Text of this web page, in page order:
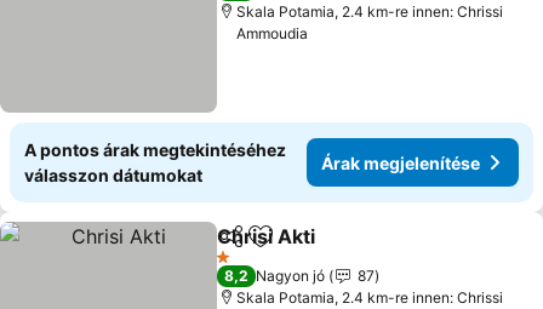
Skala Potamia, 2.4 km-re innen: Chrissi
Ammoudia
A pontos árak megtekintéséhez
válasszon dátumokat
Árak megjelenítése
Megosztás
Hozzáadás a kedvencekhez
Chrisi Akti
1 Kategória
8,2 Nagyon jó
87
Skala Potamia, 2.4 km-re innen: Chrissi